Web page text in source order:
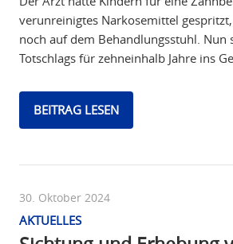
verunreinigtes Narkosemittel
noch auf dem Behandlungsstuhl. Nun
Totschlags für zehneinhalb Jahre ins
BEITRAG LESEN
30. Oktober 2024
AKTUELLES